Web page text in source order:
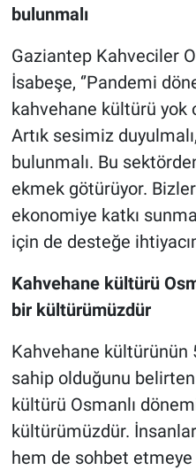
bulunmalı
Gaziantep Kahveciler
İsabeşe, ‘’Pandemi
kahvehane kültürü yok
Artık sesimiz
bulunmalı. Bu
ekmek götürüyor.
ekonomiye katkı
için de desteğe
Kahvehane kültürü
bir kültürümüzdür
Kahvehane kültürünün
sahip olduğunu belirten
kültürü Osmanlı
kültürümüzdür.
hem de sohbet